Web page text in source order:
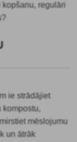
regulāri
iestrādājiet
kompostu,
mēslojumu
un ātrāk